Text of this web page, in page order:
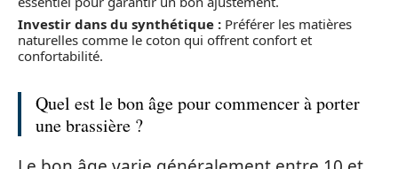
Investir dans du synthétique : Préférer les matières
naturelles comme le coton qui offrent confort et
confortabilité.
Quel est le bon âge pour commencer à porter
une brassière ?